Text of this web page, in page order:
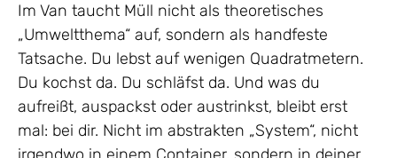
Im Van taucht Müll nicht als theoretisches
„Umweltthema“ auf, sondern als handfeste
Tatsache. Du lebst auf wenigen Quadratmetern.
Du kochst da. Du schläfst da. Und was du
aufreißt, auspackst oder austrinkst, bleibt erst
mal: bei dir. Nicht im abstrakten „System“, nicht